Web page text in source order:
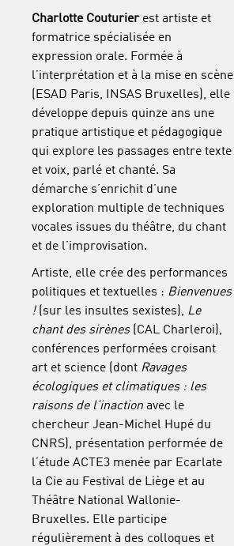
Charlotte Couturierest artiste et
formatrice spécialisée en
expression orale. Formée à
l’interprétation et à la mise en scène
(ESAD Paris, INSAS Bruxelles), elle
développe depuis quinze ans une
pratique artistique et pédagogique
qui explore les passages entre texte
et voix, parlé et chanté. Sa
démarche s’enrichit d’une
exploration multiple de techniques
vocales issues du théâtre, du chant
et de l’improvisation.
Artiste, elle crée des performances
politiques et textuelles : Bienvenues
!(sur les insultes sexistes), Le
chant des sirènes(CAL Charleroi),
conférences performées croisant
art et science (dont Ravages
écologiques et climatiques : les
raisons de l’inaction avec le
chercheur Jean-Michel Hupé du
CNRS), présentation performée de
l’étude ACTE3 menée par Ecarlate
la Cie au Festival de Liège et au
Théâtre National Wallonie-
Bruxelles. Elle participe
régulièrement à des colloques et